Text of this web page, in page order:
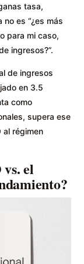
tasa,
es “¿es más
para mi caso,
ingresos?”.
de ingresos
en 3.5
como
supera ese
al régimen
el